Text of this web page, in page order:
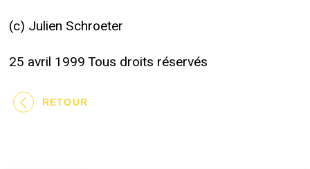
(c) Julien Schroeter
25 avril 1999 Tous droits réservés
RETOUR